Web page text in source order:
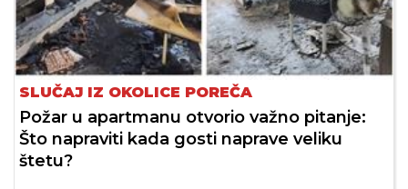
SLUČAJ IZ OKOLICE POREČA
Požar u apartmanu otvorio važno pitanje:
Što napraviti kada gosti naprave veliku
štetu?